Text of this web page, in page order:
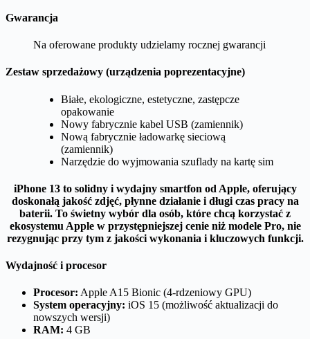
Gwarancja
Na oferowane produkty udzielamy rocznej gwarancji
Zestaw sprzedażowy (urządzenia poprezentacyjne)
Białe, ekologiczne, estetyczne, zastępcze
opakowanie
Nowy fabrycznie kabel USB (zamiennik)
Nową fabrycznie ładowarkę sieciową
(zamiennik)
Narzędzie do wyjmowania szuflady na kartę sim
iPhone 13 to solidny i wydajny smartfon od Apple, oferujący
doskonałą jakość zdjęć, płynne działanie i długi czas pracy na
baterii. To świetny wybór dla osób, które chcą korzystać z
ekosystemu Apple w przystępniejszej cenie niż modele Pro, nie
rezygnując przy tym z jakości wykonania i kluczowych funkcji.
Wydajność i procesor
Procesor: Apple A15 Bionic (4-rdzeniowy GPU)
System operacyjny: iOS 15 (możliwość aktualizacji do
nowszych wersji)
RAM: 4 GB